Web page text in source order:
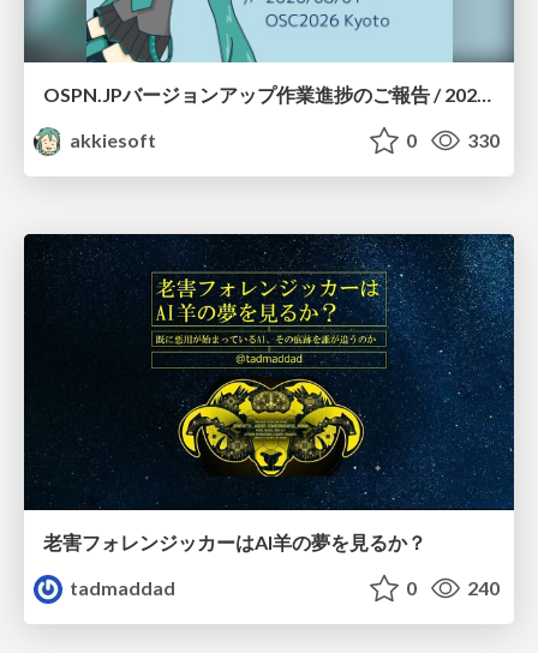
OSPN.JPバージョンアップ作業進捗のご報告 / 20260801-osc26kyoto
akkiesoft
0 330
老害フォレンジッカーはAI羊の夢を見るか？
tadmaddad
0 240